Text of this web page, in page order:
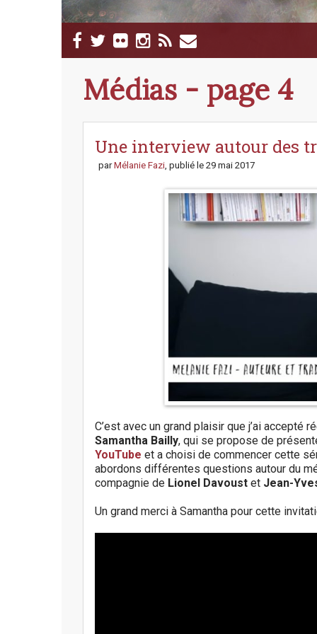
M
i
i
Médias - page 4
Une interview autour des
parMélanie Fazi, publié le 29 mai 2017
C’est avec un grand plaisir que j’ai accepté
Samantha Bailly, qui se propose de
YouTube et a choisi de commencer cette
abordons différentes questions autour du
compagnie de Lionel Davoust et Jean-
Un grand merci à Samantha pour cette